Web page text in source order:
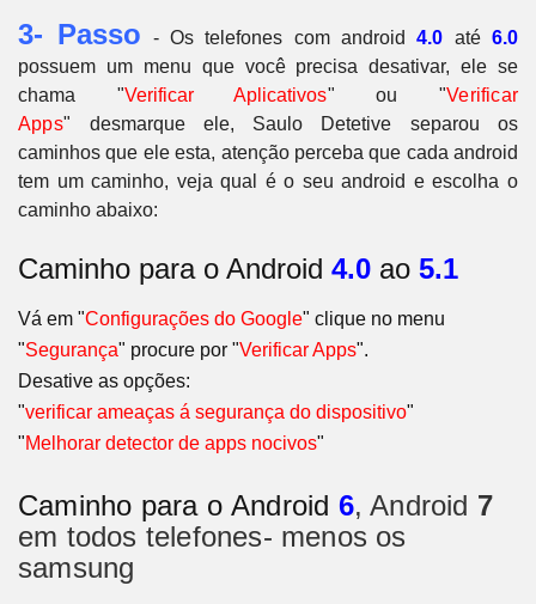
3- Passo - Os telefones com android4.0 até6.0
possuem um menu que você precisa desativar, ele se
chama "Verificar Aplicativos" ou "Verificar
Apps" desmarque ele, Saulo Detetive separou os
caminhos que ele esta, atenção perceba que cada android
tem um caminho, veja qual é o seu android e escolha o
caminho abaixo:
Caminho para o Android 4.0 ao 5.1
Vá em "Configurações do Google" clique no menu
"Segurança" procure por "Verificar Apps".
Desative as opções:
"verificar ameaças á segurança do dispositivo"
"Melhorar detector de apps nocivos"
Caminho para o Android 6, Android 7
em todos telefones- menos os
samsung